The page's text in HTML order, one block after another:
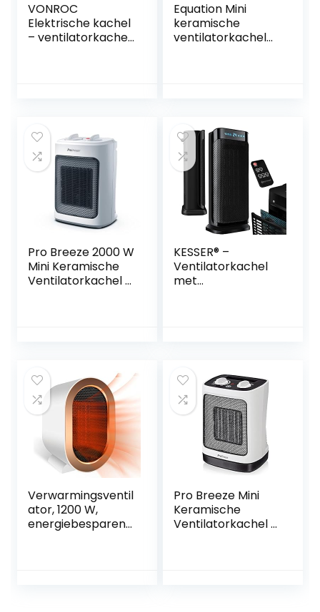
VONROC
Elektrische kachel
– ventilatorkachel
timer – 20m2
Equation Mini
keramische
ventilatorkachel
Pro Breeze 2000 W
Mini Keramische
Ventilatorkachel –
Kanteling,
Elektrische
Verwarming voor
Thuis, Kantoor,
Slaapkamer –
Zwart
KESSER® –
Ventilatorkachel
met
stil –
snelverwarming
met
oscillatiefunctie –
warmtestanden –
timer –
heater
Verwarmingsventil
ator, 1200 W,
energiebesparend,
Pro Breeze Mini
Keramische
Ventilatorkachel –